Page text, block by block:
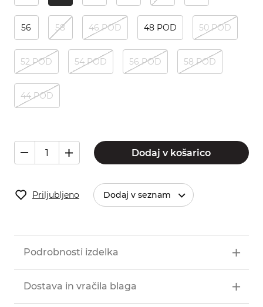
56 58 46 POD 48 POD 50 POD
52 POD 54 POD 56 POD 58 POD
44 POD
Dodaj v košarico
Priljubljeno Dodaj v seznam
Podrobnosti izdelka
Dostava in vračila blaga